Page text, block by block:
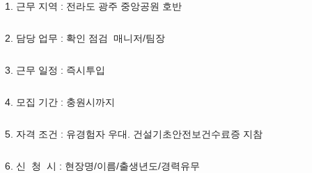
1. 근무 지역 : 전라도 광주 중앙공원 호반
2. 담당 업무 : 확인 점검 매니저/팀장
3. 근무 일정 : 즉시투입
4. 모집 기간 : 충원시까지
5. 자격 조건 : 유경험자 우대. 건설기초안전보건수료증 지참
6. 신 청 시 : 현장명/이름/출생년도/경력유무